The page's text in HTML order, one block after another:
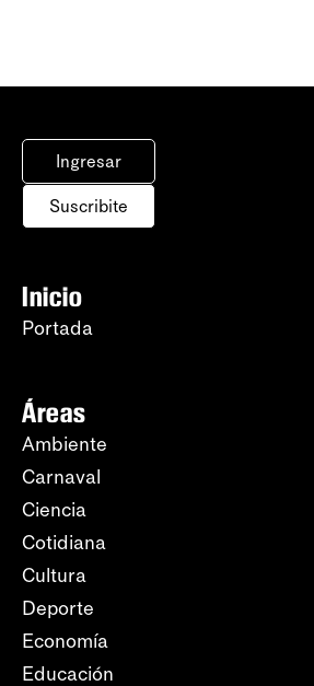
Ingresar
Suscribite
Inicio
Portada
Áreas
Ambiente
Carnaval
Ciencia
Cotidiana
Cultura
Deporte
Economía
Educación